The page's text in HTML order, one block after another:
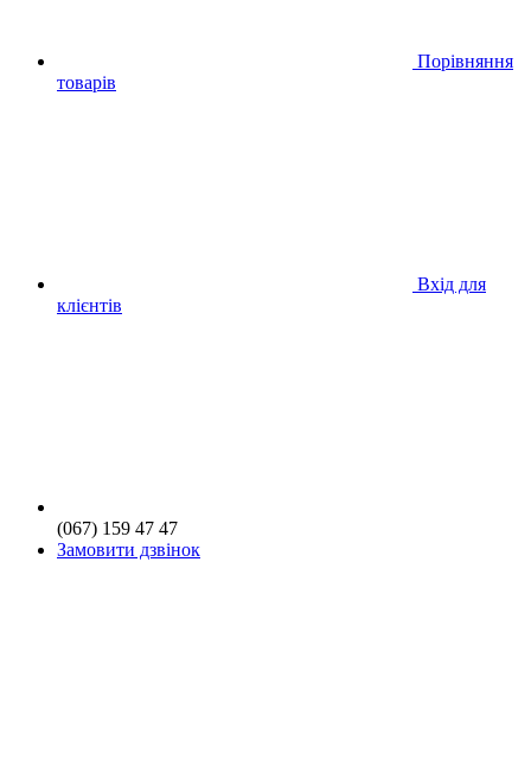
Порівняння
товарів
Вхід для
клієнтів
(067) 159 47 47
Замовити дзвінок